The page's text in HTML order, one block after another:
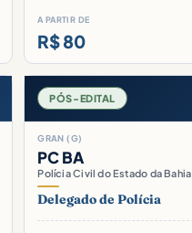
A PARTIR DE
R$ 80
PÓS-EDITAL
GRAN (G)
PC BA
Polícia Civil do Estado da Bahia
Delegado de Polícia